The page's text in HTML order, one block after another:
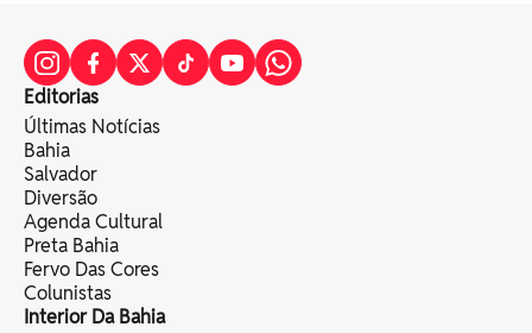
Editorias
Últimas Notícias
Bahia
Salvador
Diversão
Agenda Cultural
Preta Bahia
Fervo Das Cores
Colunistas
Interior Da Bahia